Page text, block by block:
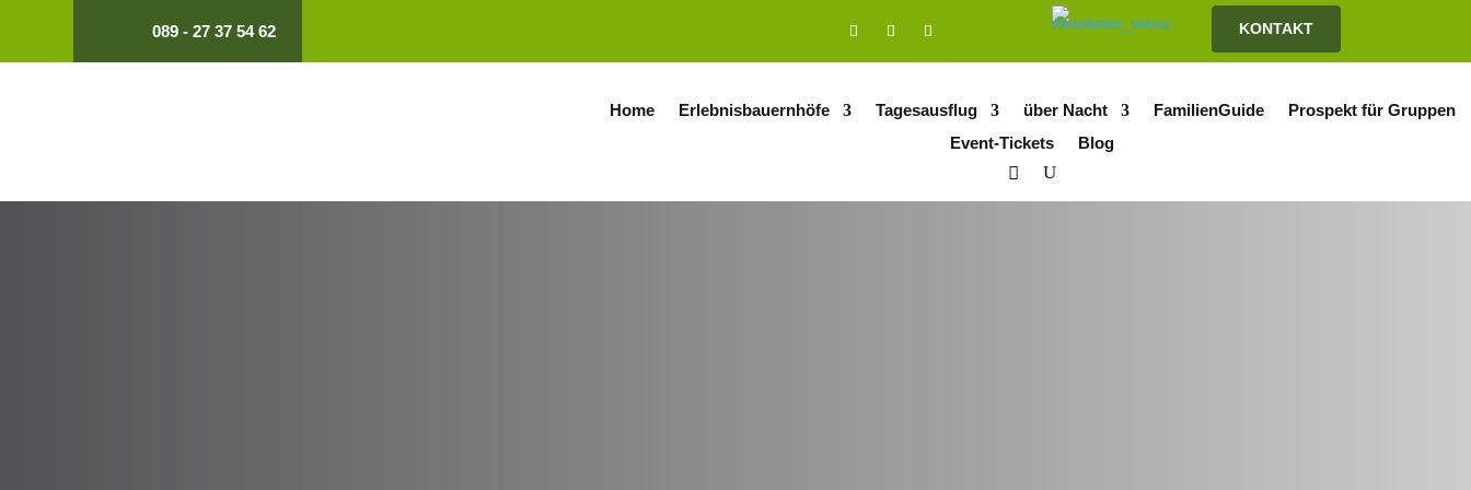
089 - 27 37 54 62 KONTAKT
Home Erlebnisbauernhöfe Tagesausflug über Nacht FamilienGuide
Prospekt für Gruppen
Event-Tickets
Blog